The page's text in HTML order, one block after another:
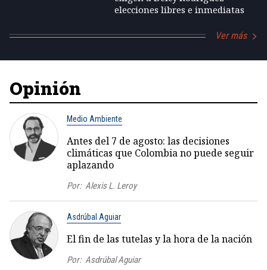
elecciones libres e inmediatas
Ver más
Opinión
Medio Ambiente
Antes del 7 de agosto: las decisiones
climáticas que Colombia no puede seguir
aplazando
Por: Alexis L. Leroy
Asdrúbal Aguiar
El fin de las tutelas y la hora de la nación
Por: Asdrúbal Aguiar